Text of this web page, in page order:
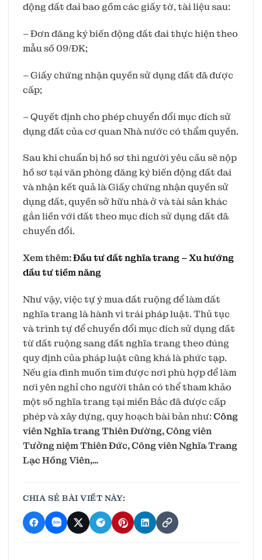
động đất đai bao gồm các giấy tờ, tài liệu sau:
– Đơn đăng ký biến động đất đai thực hiện theo
mẫu số 09/ĐK;
– Giấy chứng nhận quyền sử dụng đất đã được
cấp;
– Quyết định cho phép chuyển đổi mục đích sử
dụng đất của cơ quan Nhà nước có thẩm quyền.
Sau khi chuẩn bị hồ sơ thì người yêu cầu sẽ nộp
hồ sơ tại văn phòng đăng ký biến động đất đai
và nhận kết quả là Giấy chứng nhận quyền sử
dụng đất, quyền sở hữu nhà ở và tài sản khác
gắn liền với đất theo mục đích sử dụng đất đã
chuyển đổi.
Xem thêm:Đầu tư đất nghĩa trang – Xu hướng
đầu tư tiềm năng
Như vậy, việc tự ý mua đất ruộng để làm đất
nghĩa trang là hành vi trái pháp luật. Thủ tục
và trình tự để chuyển đổi mục đích sử dụng đất
từ đất ruộng sang đất nghĩa trang theo đúng
quy định của pháp luật cũng khá là phức tạp.
Nếu gia đình muốn tìm được nơi phù hợp để làm
nơi yên nghỉ cho người thân có thể tham khảo
một số nghĩa trang tại miền Bắc đã được cấp
phép và xây dựng, quy hoạch bài bản như:Công
viên Nghĩa trang Thiên Đường, Công viên
Tưởng niệm Thiên Đức, Công viên Nghĩa Trang
Lạc Hồng Viên,…
CHIA SẺ BÀI VIẾT NÀY: